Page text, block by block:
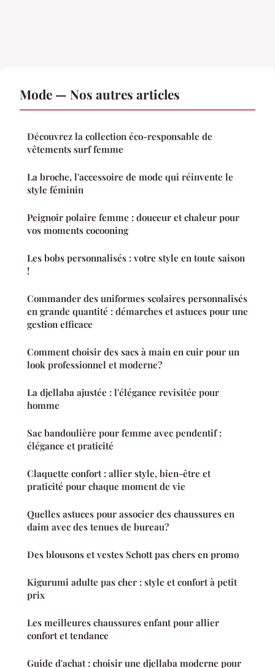
Mode — Nos autres articles
Découvrez la collection éco-responsable de
vêtements surf femme
La broche, l'accessoire de mode qui réinvente le
style féminin
Peignoir polaire femme : douceur et chaleur pour
vos moments cocooning
Les bobs personnalisés : votre style en toute saison
!
Commander des uniformes scolaires personnalisés
en grande quantité : démarches et astuces pour une
gestion efficace
Comment choisir des sacs à main en cuir pour un
look professionnel et moderne?
La djellaba ajustée : l'élégance revisitée pour
homme
Sac bandoulière pour femme avec pendentif :
élégance et praticité
Claquette confort : allier style, bien-être et
praticité pour chaque moment de vie
Quelles astuces pour associer des chaussures en
daim avec des tenues de bureau?
Des blousons et vestes Schott pas chers en promo
Kigurumi adulte pas cher : style et confort à petit
prix
Les meilleures chaussures enfant pour allier
confort et tendance
Guide d'achat : choisir une djellaba moderne pour